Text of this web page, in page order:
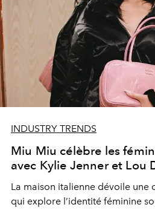
INDUSTRY TRENDS
Miu Miu célèbre les
avec Kylie Jenner et Lou
La maison italienne dévoile une
qui explore l’identité féminine